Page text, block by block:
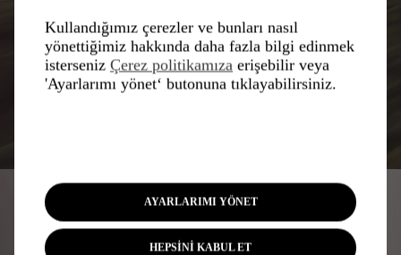
KIŞIYE ÖZEL HIZMETLER
Kullandığımız çerezler ve bunları nasıl
yönettiğimiz hakkında daha fazla bilgi edinmek
isterseniz Çerez politikamıza erişebilir veya
'Ayarlarımı yönet‘ butonuna tıklayabilirsiniz.
AYARLARIMI YÖNET
HEPSİNİ KABUL ET